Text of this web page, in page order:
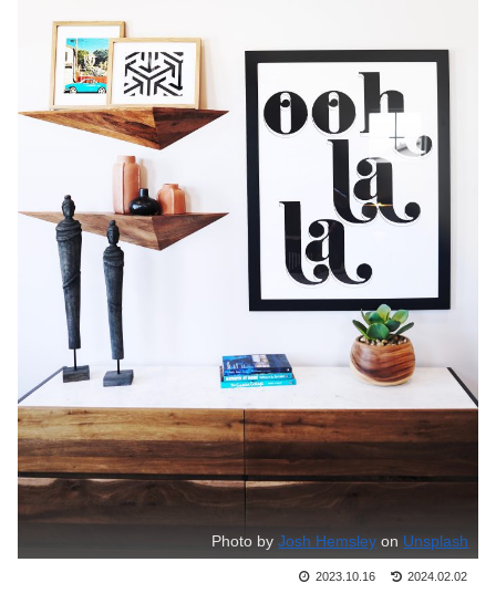
Photo byJosh Hemsley on Unsplash
2023.10.16 2024.02.02